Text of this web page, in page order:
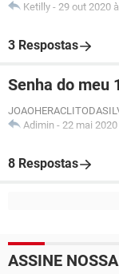
Ketilly - 29 out 2020
3 Respostas
Senha do meu
Adimin - 22 mai
8 Respostas
ASSINE